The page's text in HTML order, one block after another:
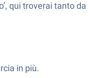
qui troverai tanto da
in più.